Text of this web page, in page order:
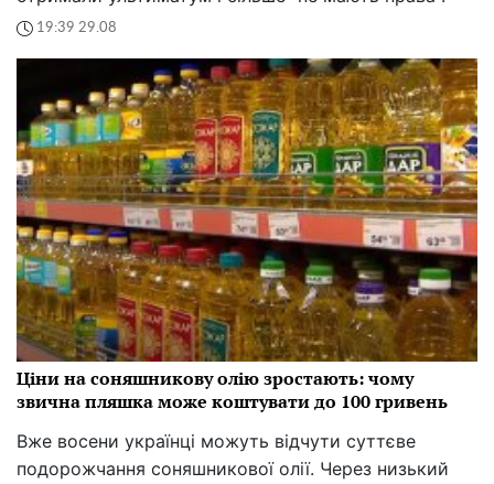
19:39 29.08
Ціни на соняшникову олію зростають: чому
звична пляшка може коштувати до 100 гривень
Вже восени українці можуть відчути суттєве
подорожчання соняшникової олії. Через низький